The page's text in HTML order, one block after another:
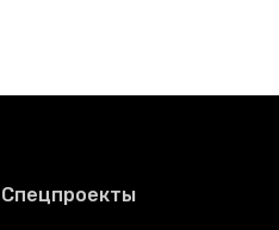
Спецпроекты